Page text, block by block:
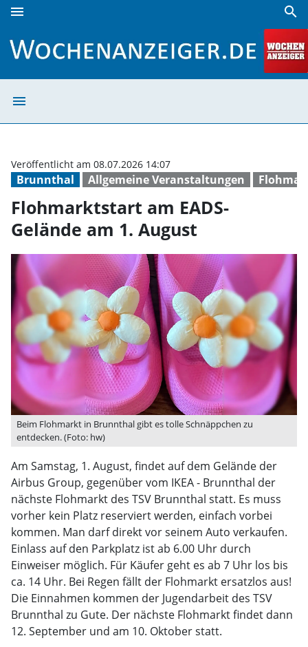
menu search
menu
Brunnthal Allgemeine Veranstaltungen
Veröffentlicht am 08.07.2026 14:07
Flohmarktstart am EADS-
Gelände am 1. August
Beim Flohmarkt in Brunnthal gibt es tolle Schnäppchen zu
entdecken. (Foto: hw)
Am Samstag, 1. August, findet auf dem Gelände der
Airbus Group, gegenüber vom IKEA - Brunnthal der
nächste Flohmarkt des TSV Brunnthal statt. Es muss
vorher kein Platz reserviert werden, einfach vorbei
kommen. Man darf direkt vor seinem Auto verkaufen.
Einlass auf den Parkplatz ist ab 6.00 Uhr durch
Einweiser möglich. Für Käufer geht es ab 7 Uhr los bis
ca. 14 Uhr. Bei Regen fällt der Flohmarkt ersatzlos aus!
Die Einnahmen kommen der Jugendarbeit des TSV
Brunnthal zu Gute. Der nächste Flohmarkt findet dann
12. September und am 10. Oktober statt.